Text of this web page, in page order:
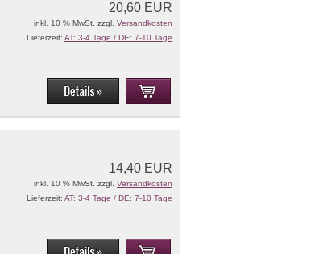
20,60 EUR
inkl. 10 % MwSt. zzgl. Versandkosten
Lieferzeit: AT: 3-4 Tage / DE: 7-10 Tage
14,40 EUR
inkl. 10 % MwSt. zzgl. Versandkosten
Lieferzeit: AT: 3-4 Tage / DE: 7-10 Tage